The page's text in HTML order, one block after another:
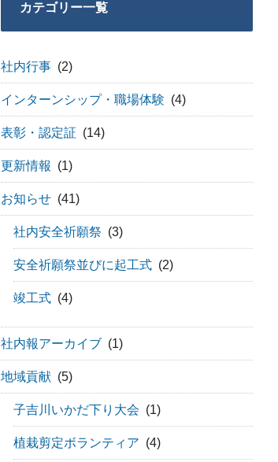
カテゴリー一覧
社内行事 (2)
インターンシップ・職場体験 (4)
表彰・認定証 (14)
更新情報 (1)
お知らせ (41)
社内安全祈願祭 (3)
安全祈願祭並びに起工式 (2)
竣工式 (4)
社内報アーカイブ (1)
地域貢献 (5)
子吉川いかだ下り大会 (1)
植栽剪定ボランティア (4)